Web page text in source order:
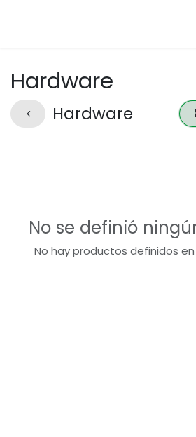
Hardware
Hardware
No se definió
No hay productos definidos